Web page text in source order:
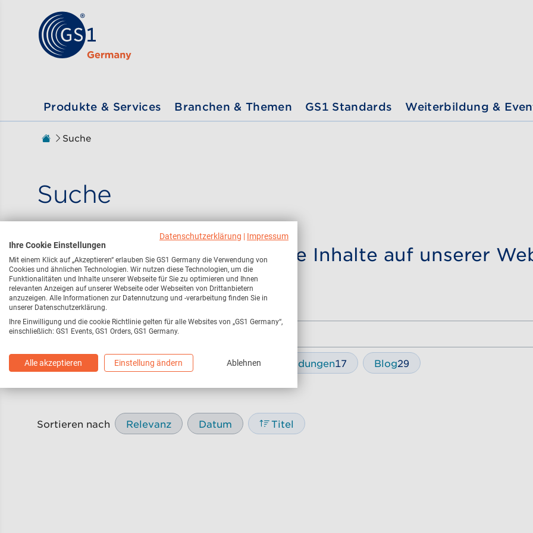
Zum Inhalt gehen
Produkte & Services Branchen & Themen GS1 Standards Weiterbildung &
Sie sind hier:
Zur Startseite
Suche
Suche
Hier finden Sie alle relevante Inhalte auf unserer
Webseite Pressemitteilungen / Pressemeldungen17 Blog29
Sortieren nach Relevanz Datum Titel
Datenschutzerklärung | Impressum
Ihre Cookie Einstellungen
Mit einem Klick auf „Akzeptieren“ erlauben Sie GS1 Germany die Verwendung von
Cookies und ähnlichen Technologien. Wir nutzen diese Technologien, um die
Funktionalitäten und Inhalte unserer Webseite für Sie zu optimieren und Ihnen
relevanten Anzeigen auf unserer Webseite oder Webseiten von Drittanbietern
anzuzeigen. Alle Informationen zur Datennutzung und -verarbeitung finden Sie in
unserer Datenschutzerklärung.
Ihre Einwilligung und die cookie Richtlinie gelten für alle Websites von „GS1 Germany“,
einschließlich: GS1 Events, GS1 Orders, GS1 Germany.
Alle akzeptieren Einstellung ändern Ablehnen